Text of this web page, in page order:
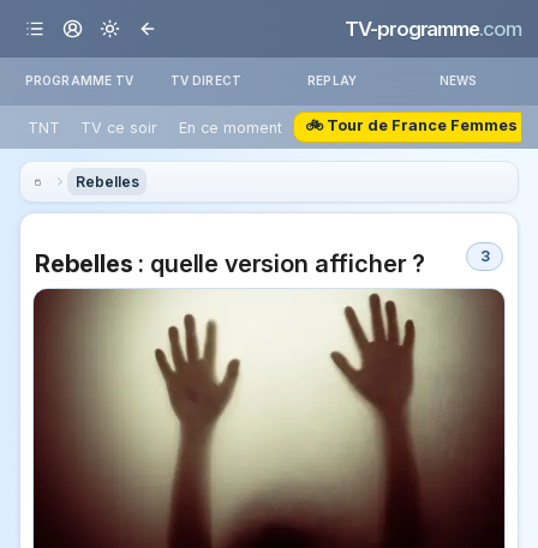
TV-programme.com
PROGRAMME TV TV DIRECT REPLAY NEWS
TNT TV ce soir En ce moment 🚲 Tour de France Femmes
Rebelles
Rebelles : quelle version afficher ? 3